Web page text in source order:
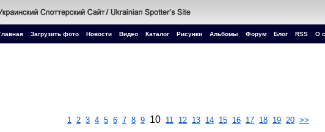
Загрузить фото Новости Видео Каталог Рисунки Альбомы Форум Блог RSS О
1 2 3 4 5 6 7 8 9 10 11 12 13 14 15 16 17 18 19 20 >>